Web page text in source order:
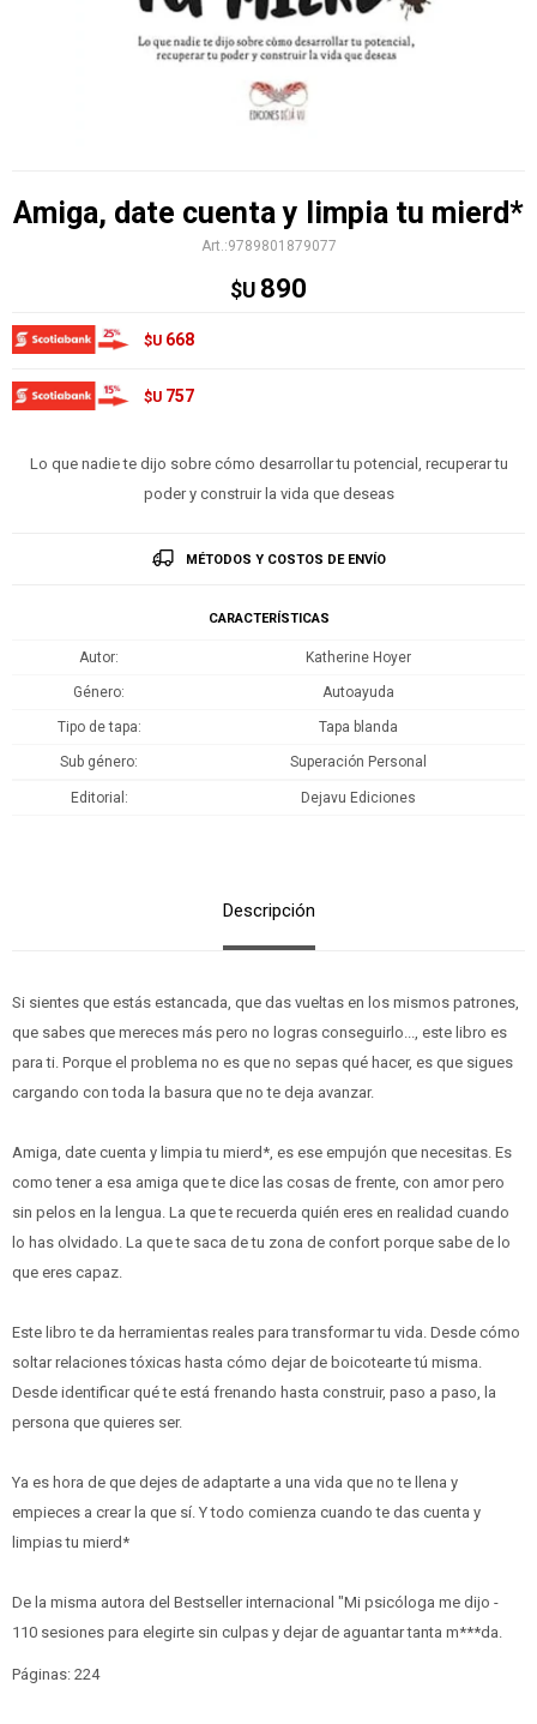
Amiga, date cuenta y limpia tu mierd*
9789801879077
$U 890
$U 668
$U 757
Lo que nadie te dijo sobre cómo desarrollar tu potencial, recuperar tu
poder y construir la vida que deseas
MÉTODOS Y COSTOS DE ENVÍO
CARACTERÍSTICAS
Autor Katherine Hoyer
Género Autoayuda
Tipo de tapa Tapa blanda
Sub género Superación Personal
Editorial Dejavu Ediciones
Descripción
Si sientes que estás estancada, que das vueltas en los mismos patrones,
que sabes que mereces más pero no logras conseguirlo..., este libro es
para ti. Porque el problema no es que no sepas qué hacer, es que sigues
cargando con toda la basura que no te deja avanzar.
Amiga, date cuenta y limpia tu mierd*, es ese empujón que necesitas. Es
como tener a esa amiga que te dice las cosas de frente, con amor pero
sin pelos en la lengua. La que te recuerda quién eres en realidad cuando
lo has olvidado. La que te saca de tu zona de confort porque sabe de lo
que eres capaz.
Este libro te da herramientas reales para transformar tu vida. Desde cómo
soltar relaciones tóxicas hasta cómo dejar de boicotearte tú misma.
Desde identificar qué te está frenando hasta construir, paso a paso, la
persona que quieres ser.
Ya es hora de que dejes de adaptarte a una vida que no te llena y
empieces a crear la que sí. Y todo comienza cuando te das cuenta y
limpias tu mierd*
De la misma autora del Bestseller internacional "Mi psicóloga me dijo -
110 sesiones para elegirte sin culpas y dejar de aguantar tanta m***da.
Páginas: 224